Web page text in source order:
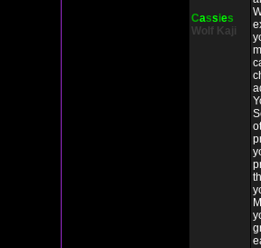
Cassies
Wolf Kaji